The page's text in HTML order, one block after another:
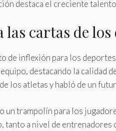
destaca el creciente
cartas de
de inflexión para los
destacando la
los atletas y habló de un
trampolín para los
a nivel de